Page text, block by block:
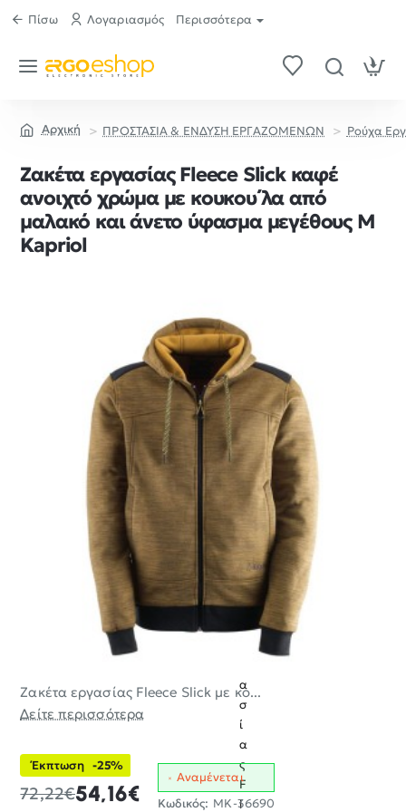
Πίσω Λογαριασμός Περισσότερα
ΠΡΟΣΤΑΣΙΑ & ΕΝΔΥΣΗ ΕΡΓΑΖΟΜΕΝΩΝ Ρούχα
Ζακέτα εργασίας Fleece Slick καφέ
ανοιχτό χρώμα με κουκου΄λα από
μαλακό και άνετο ύφασμα μεγέθους M
Kapriol
Ζακέτα εργασίας Fleece Slick με κο...
Δείτε περισσότερα
Έκπτωση -25%
54,16€
72,22€
Αναμένεται
Κωδικός: MK-36690
Ζ
τ
α
α
σ
ί
α
ς
F
l